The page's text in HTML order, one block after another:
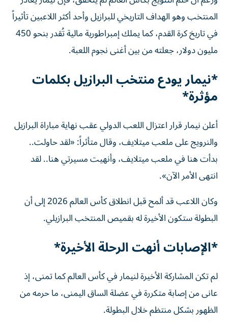
المنتخب وهو الهداف التاريخي للبرازيل وأحد أكثر اللاعبين تأثيراً
في تاريخ كرة القدم، كما يملك إمبراطورية مالية تُقدر بنحو 450
مليون دولار، جعلته من بين أغنى نجوم اللعبة.
*نيمار يودع منتخب البرازيل بكلمات
مؤثرة*
أعلن نيمار قرار اعتزال اللعب الدولي عقب نهاية مباراة البرازيل
والنرويج على ملعب ميتلايف، وقال متأثراً: «لقد حاولت..
بدأت هنا في ملعب ميتلايف، وأنهيت مسيرتي هنا.. لقد
انتهى الأمر الآن».
وكان اللاعب قد ألمح قبل انطلاق كأس العالم 2026 إلى أن
البطولة ستكون الأخيرة له بقميص المنتخب البرازيلي.
*الإصابات أنهت الرحلة الأخيرة*
لم تكن المشاركة الأخيرة لنيمار في كأس العالم كما تمنى، إذ
عانى من إصابة متكررة في عضلة الساق اليمنى، ما حرمه من
الظهور بشكل منتظم خلال البطولة.